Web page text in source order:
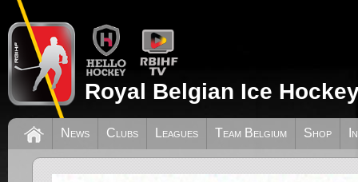
Royal Belgian Ice
News Clubs Leagues Team Belgium Shop